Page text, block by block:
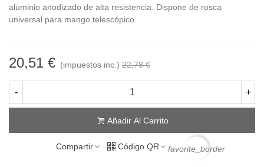
aluminio anodizado de alta resistencia. Dispone de rosca
universal para mango telescópico.
20,51 € (impuestos inc.) 22,78 €
- +
Añadir Al Carrito
Compartir Código QR favorite_border